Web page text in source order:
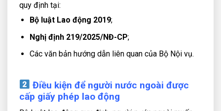
quy định tại:
Bộ luật Lao động 2019;
Nghị định 219/2025/NĐ-CP;
Các văn bản hướng dẫn liên quan của Bộ Nội vụ.
Điều kiện để người nước ngoài được
cấp giấy phép lao động